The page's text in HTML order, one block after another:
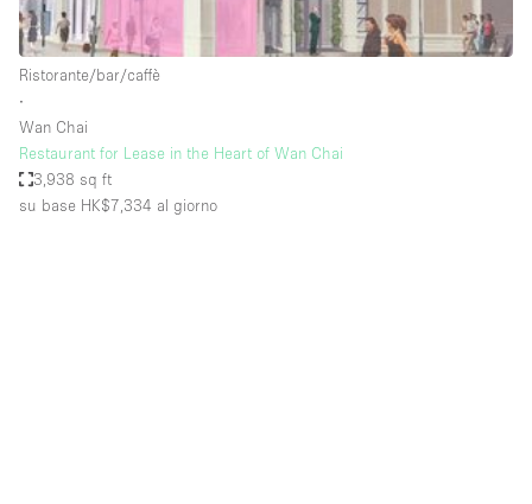
Elettricità
Esposizione di Automobili
Illuminazione
Impianto audiovisivo
Industriale
Ristorante/bar/caffè
∙
Wan Chai
Restaurant for Lease in the Heart of Wan Chai
3,938 sq ft
su base HK$7,334 al giorno